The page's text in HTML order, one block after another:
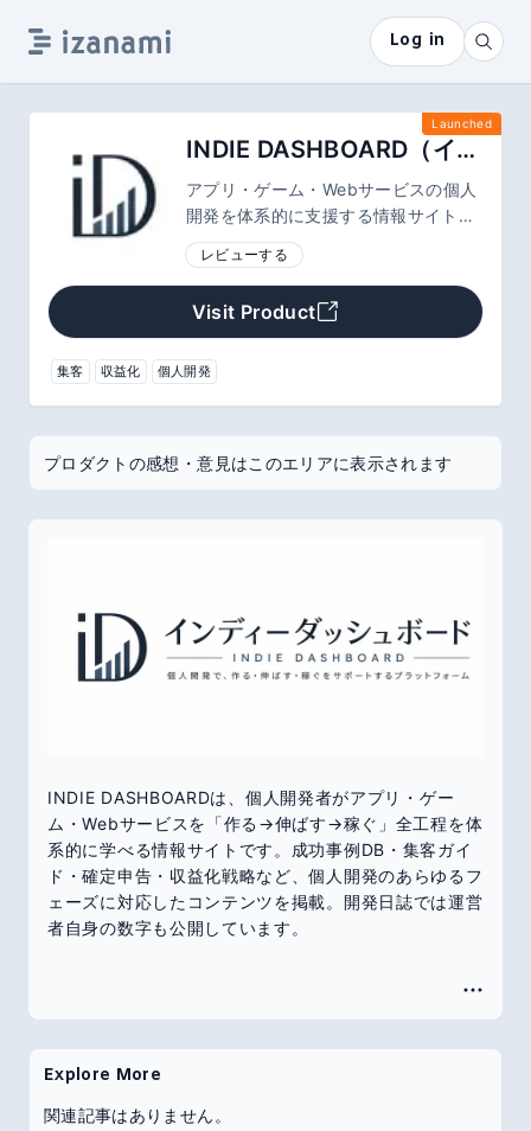
Log in
Launched
INDIE DASHBOARD（インディーダッシュボード）
アプリ・ゲーム・Webサービスの個人
開発を体系的に支援する情報サイト。
アイデア発想からリリース・集客・収
益化まで、成長ステージ別にノウハウ
レビューする
Visit Product
集客 収益化 個人開発
プロダクトの感想・意見はこのエリアに表示されます
INDIE DASHBOARDは、個人開発者がアプリ・ゲー
ム・Webサービスを「作る→伸ばす→稼ぐ」全工程を体
系的に学べる情報サイトです。成功事例DB・集客ガイ
ド・確定申告・収益化戦略など、個人開発のあらゆるフ
ェーズに対応したコンテンツを掲載。開発日誌では運営
者自身の数字も公開しています。
Explore More
関連記事はありません。